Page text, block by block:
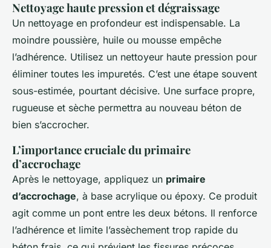
Nettoyage haute pression et dégraissage
Un nettoyage en profondeur est indispensable. La
moindre poussière, huile ou mousse empêche
l’adhérence. Utilisez un nettoyeur haute pression pour
éliminer toutes les impuretés. C’est une étape souvent
sous-estimée, pourtant décisive. Une surface propre,
rugueuse et sèche permettra au nouveau béton de
bien s’accrocher.
L’importance cruciale du primaire
d’accrochage
Après le nettoyage, appliquez un primaire
d’accrochage, à base acrylique ou époxy. Ce produit
agit comme un pont entre les deux bétons. Il renforce
l’adhérence et limite l’assèchement trop rapide du